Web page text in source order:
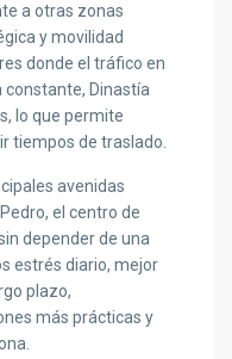
a otras zonas
y movilidad
donde el tráfico en
constante, Dinastía
lo que permite
tiempos de traslado.
avenidas
el centro de
depender de una
estrés diario, mejor
plazo,
más prácticas y